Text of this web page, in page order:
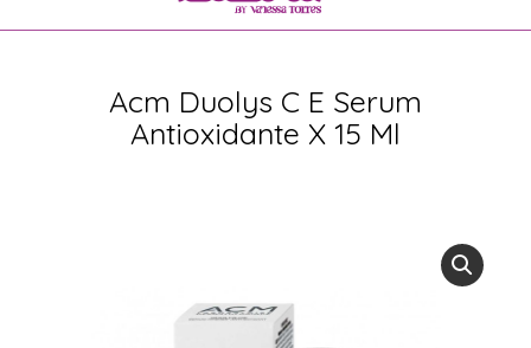
Acm Duolys C E Serum
Antioxidante X 15 Ml